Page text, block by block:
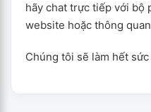
hãy chat trực tiếp với bộ
website hoặc thông
Chúng tôi sẽ làm hết